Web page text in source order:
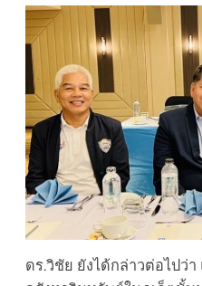
ดร.วิชัย ยังได้กล่าวต่อไปว่